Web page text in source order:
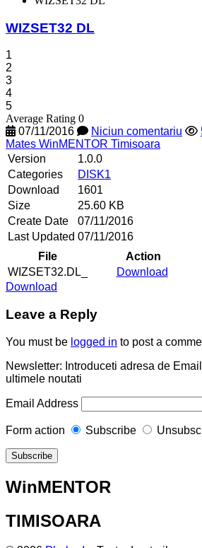
WIZSET32 DL
1
2
3
4
5
Average Rating 0
07/11/2016
Niciun comentariu
Mates WinMENTOR Timisoara
Version
1.0.0
Categories
DISK1
Download
1601
Size
25.60 KB
Create Date
07/11/2016
Last Updated 07/11/2016
File
Action
WIZSET32.DL_
Download
Download
Leave a Reply
You must be logged in to post a
Newsletter: Introduceti adresa de
ultimele noutati
Email Address
Form action Subscribe
WinMENTOR
TIMISOARA